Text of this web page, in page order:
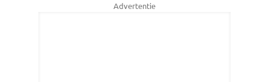
Advertentie